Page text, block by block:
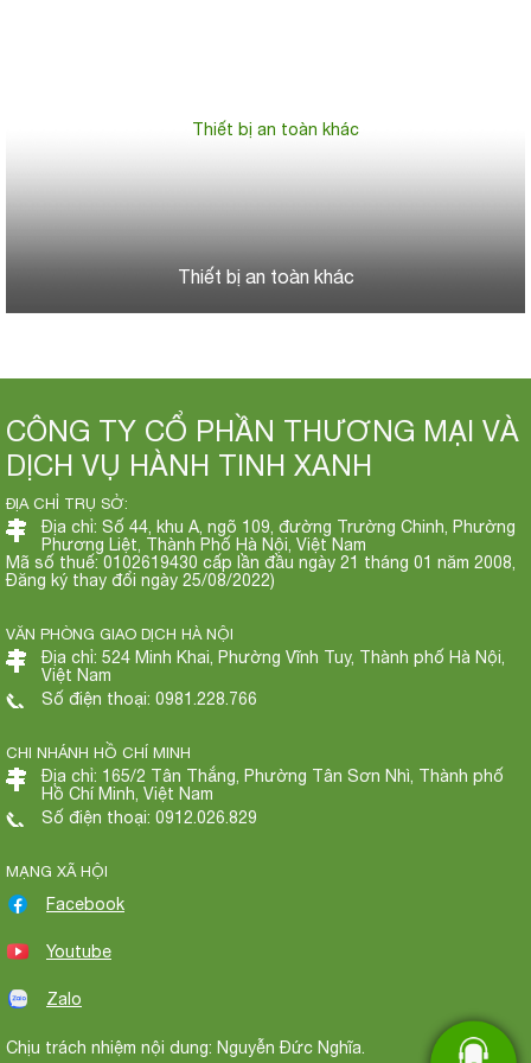
Thiết bị an toàn khác
CÔNG TY CỔ PHẦN THƯƠNG MẠI VÀ
DỊCH VỤ HÀNH TINH XANH
ĐỊA CHỈ TRỤ SỞ:
Địa chỉ: Số 44, khu A, ngõ 109, đường Trường Chinh, Phường
Phương Liệt, Thành Phố Hà Nội, Việt Nam
Mã số thuế: 0102619430 cấp lần đầu ngày 21 tháng 01 năm 2008,
Đăng ký thay đổi ngày 25/08/2022)
VĂN PHÒNG GIAO DỊCH HÀ NỘI
Địa chỉ: 524 Minh Khai, Phường Vĩnh Tuy, Thành phố Hà Nội,
Việt Nam
Số điện thoại: 0981.228.766
CHI NHÁNH HỒ CHÍ MINH
Địa chỉ: 165/2 Tân Thắng, Phường Tân Sơn Nhì, Thành phố
Hồ Chí Minh, Việt Nam
Số điện thoại: 0912.026.829
MẠNG XÃ HỘI
Facebook
Youtube
Zalo
Chịu trách nhiệm nội dung: Nguyễn Đức Nghĩa.